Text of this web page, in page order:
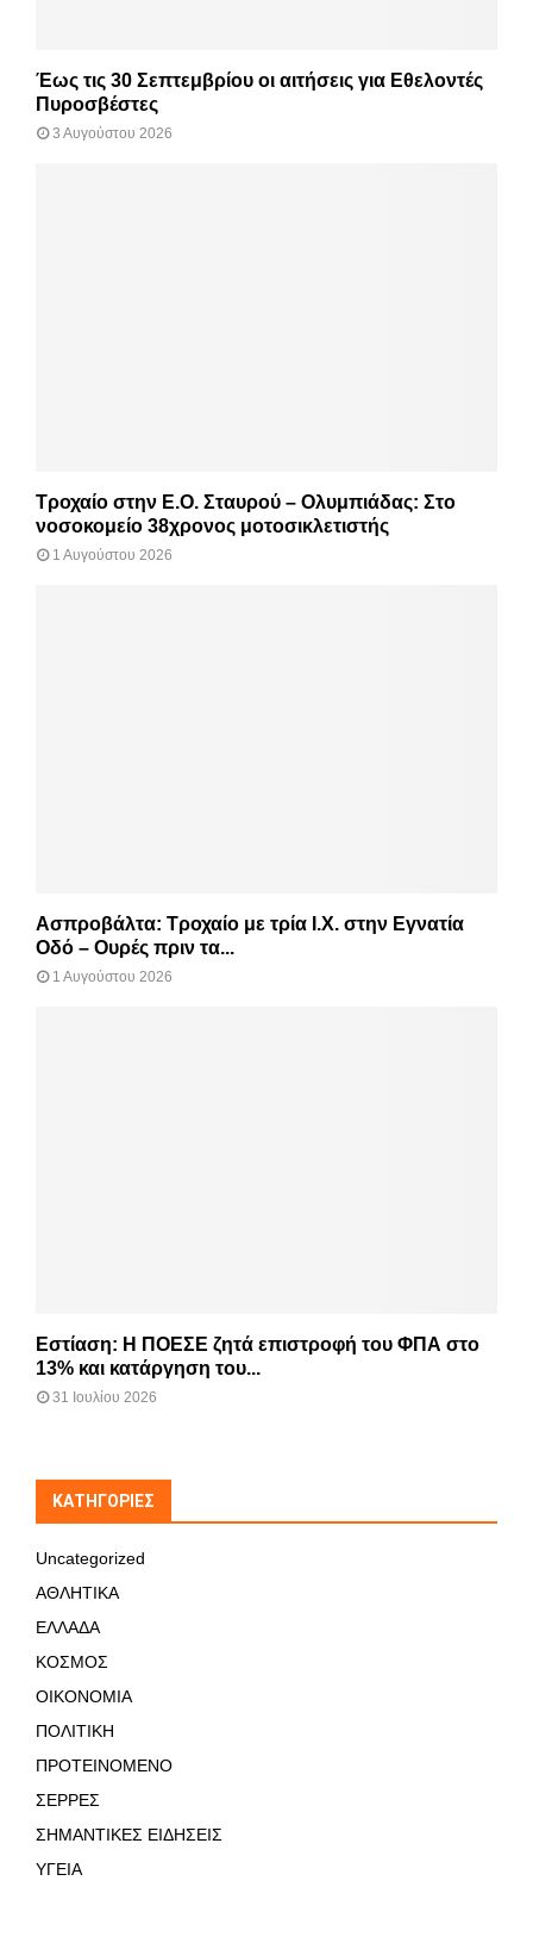
Έως τις 30 Σεπτεμβρίου οι αιτήσεις για Εθελοντές
Πυροσβέστες
3 Αυγούστου 2026
Τροχαίο στην Ε.Ο. Σταυρού – Ολυμπιάδας: Στο
νοσοκομείο 38χρονος μοτοσικλετιστής
1 Αυγούστου 2026
Ασπροβάλτα: Τροχαίο με τρία Ι.Χ. στην Εγνατία
Οδό – Ουρές πριν τα...
1 Αυγούστου 2026
Εστίαση: Η ΠΟΕΣΕ ζητά επιστροφή του ΦΠΑ στο
13% και κατάργηση του...
31 Ιουλίου 2026
KΑΤΗΓΟΡΊΕΣ
Uncategorized
ΑΘΛΗΤΙΚΑ
ΕΛΛΑΔΑ
ΚΟΣΜΟΣ
ΟΙΚΟΝΟΜΙΑ
ΠΟΛΙΤΙΚΗ
ΠΡΟΤΕΙΝΟΜΕΝΟ
ΣΕΡΡΕΣ
ΣΗΜΑΝΤΙΚΕΣ ΕΙΔΗΣΕΙΣ
ΥΓΕΙΑ